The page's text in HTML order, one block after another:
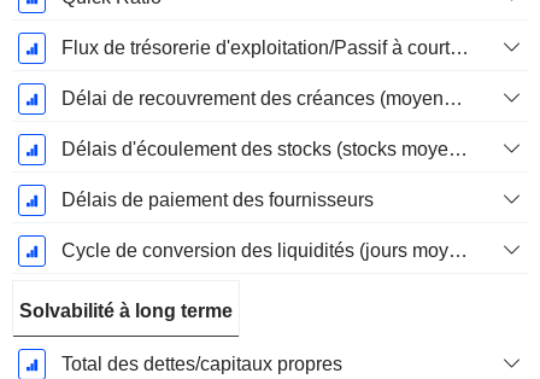
Flux de trésorerie d'exploitation/Passif à court terme
Délai de recouvrement des créances (moyenne des créances)
Délais d'écoulement des stocks (stocks moyens)
Délais de paiement des fournisseurs
Cycle de conversion des liquidités (jours moyens)
Solvabilité à long terme
Total des dettes/capitaux propres